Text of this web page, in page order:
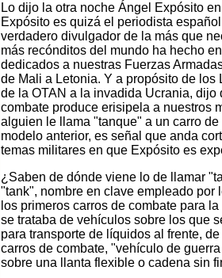
Lo dijo la otra noche Ángel Expósito
Expósito es quizá el periodista
verdadero divulgador de la más que
más recónditos del mundo ha hecho
dedicados a nuestras Fuerzas
de Mali a Letonia. Y a propósito de
de la OTAN a la invadida Ucrania,
combate produce erisipela a nuestros
alguien le llama "tanque" a un carro
modelo anterior, es señal que anda
temas militares en que Expósito es
¿Saben de dónde viene lo de llamar
"tank", nombre en clave empleado
los primeros carros de combate para
se trataba de vehículos sobre los que
para transporte de líquidos al frente,
carros de combate, "vehículo de
sobre una llanta flexible o cadena sin